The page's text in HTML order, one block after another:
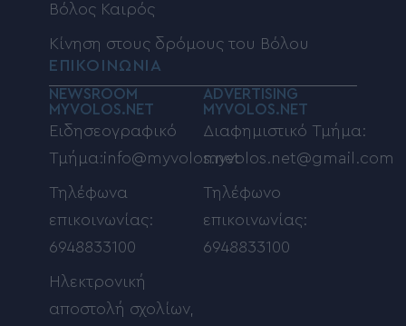
Βόλος Καιρός
Κίνηση στους δρόμους του Βόλου
ΕΠΙΚΟΙΝΩΝΙΑ
NEWSROOM
MYVOLOS.NET
Ειδησεογραφικό
Τμήμα:info@myvolos.net
Τηλέφωνα
επικοινωνίας:
6948833100
Ηλεκτρονική
αποστολή σχολίων,
ADVERTISING
MYVOLOS.NET
Διαφημιστικό Τμήμα:
myvolos.net@gmail.com
Τηλέφωνο
επικοινωνίας:
6948833100